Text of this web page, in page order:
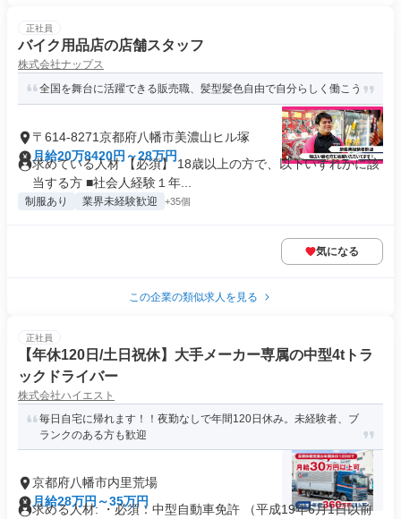
正社員
バイク用品店の店舗スタッフ
株式会社ナップス
全国を舞台に活躍できる販売職、髪型髪色自由で自分らしく働こう
〒614-8271京都府八幡市美濃山ヒル塚
月給20万8420円～28万円
求めている人材 【必須】 18歳以上の方で、以下いずれかに該
当する方 ■社会人経験１年...
制服あり 業界未経験歓迎 +35個
気になる
この企業の類似求人を見る
正社員
【年休120日/土日祝休】大手メーカー専属の中型4tトラ
ックドライバー
株式会社ハイエスト
毎日自宅に帰れます！！夜勤なしで年間120日休み。未経験者、ブ
ランクのある方も歓迎
京都府八幡市内里荒場
月給28万円～35万円
求める人材: ・必須：中型自動車免許 （平成19年6月1日以前